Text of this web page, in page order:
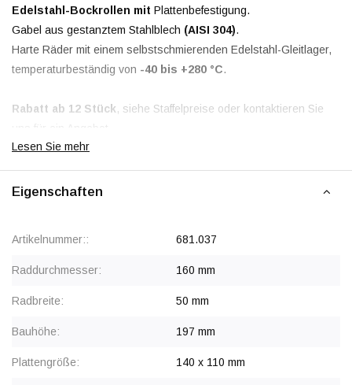
Edelstahl-Bockrollen mit Plattenbefestigung.
Gabel aus gestanztem Stahlblech (AISI 304).
Harte Räder mit einem selbstschmierenden Edelstahl-Gleitlager,
temperaturbeständig von -40 bis +280 °C.
Rabatt ab 12 Stück, siehe Staffelpreise oder kontaktieren Sie
Ab 24 Stück Preis auf Anfrage.
Lesen Sie mehr
Eigenschaften
Artikelnummer:: 681.037
Raddurchmesser: 160 mm
Radbreite: 50 mm
Bauhöhe: 197 mm
Plattengröße: 140 x 110 mm